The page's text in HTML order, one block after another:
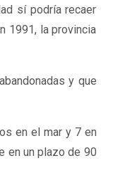
sí podría recaer
1991, la provincia
y que
en el mar y 7 en
en un plazo de 90